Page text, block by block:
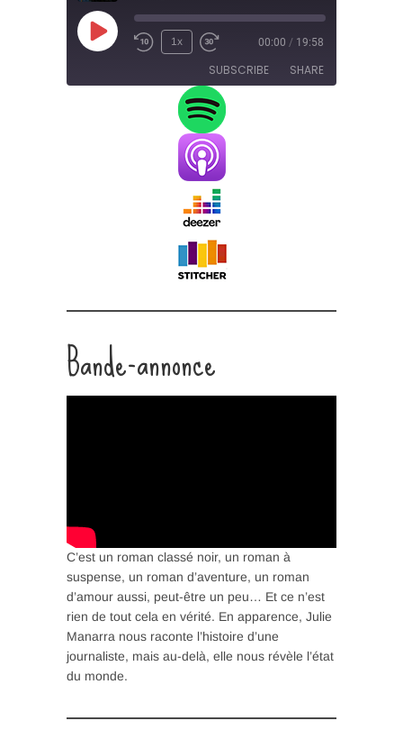
Play
1x 00:00 / 19:58
SUBSCRIBE SHARE
Bande-annonce
C’est un roman classé noir, un roman à
suspense, un roman d’aventure, un roman
d’amour aussi, peut-être un peu… Et ce n’est
rien de tout cela en vérité. En apparence, Julie
Manarra nous raconte l’histoire d’une
journaliste, mais au-delà, elle nous révèle l’état
du monde.